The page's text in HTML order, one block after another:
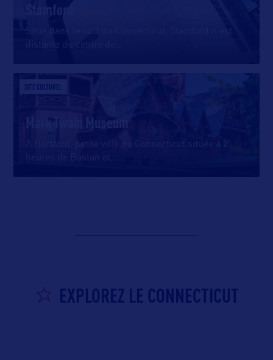
Stamford
Situé dans le sud du Connecticut, Stamford n’est
distante du centre de
SITE CULTUREL
Mark Twain Museum
A Hartford, petite ville du Connecticut située à 2
EXPLOREZ LE CONNECTICUT